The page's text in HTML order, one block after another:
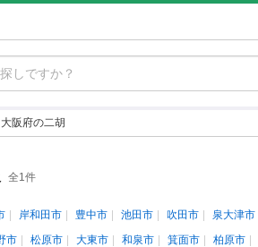
大阪府の二胡
全1件
岸和田市 豊中市 池田市 吹田市 泉大津市
市 松原市 大東市 和泉市 箕面市 柏原市